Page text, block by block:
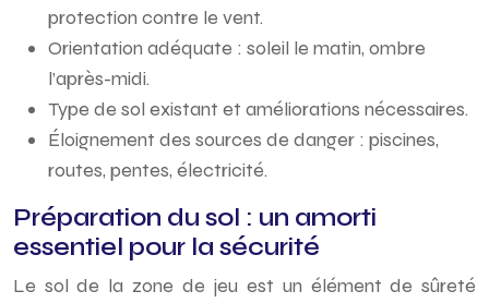
protection contre le vent.
Orientation adéquate : soleil le matin, ombre
l’après-midi.
Type de sol existant et améliorations nécessaires.
Éloignement des sources de danger : piscines,
routes, pentes, électricité.
Préparation du sol : un amorti
essentiel pour la sécurité
Le sol de la zone de jeu est un élément de sûreté